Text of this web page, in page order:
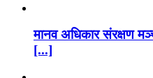
मानव अधिकार संरक्षण
[...]